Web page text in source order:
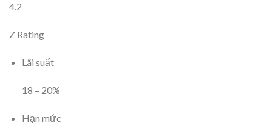
4.2
Z Rating
Lãi suất
18 – 20%
Hạn mức